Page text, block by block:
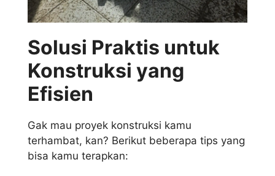
Solusi Praktis untuk
Konstruksi yang
Efisien
Gak mau proyek konstruksi kamu
terhambat, kan? Berikut beberapa tips yang
bisa kamu terapkan: